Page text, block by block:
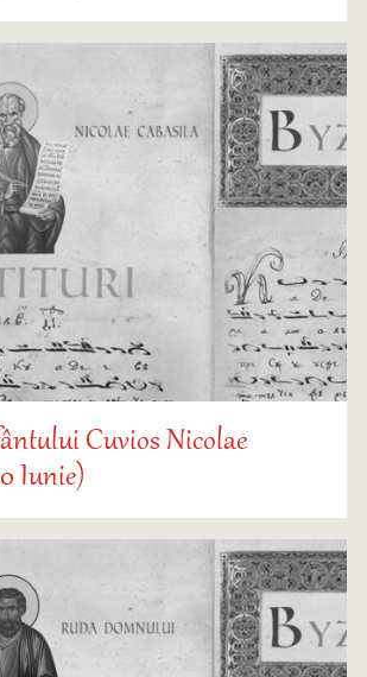
Cuvios Nicolae
Iunie)